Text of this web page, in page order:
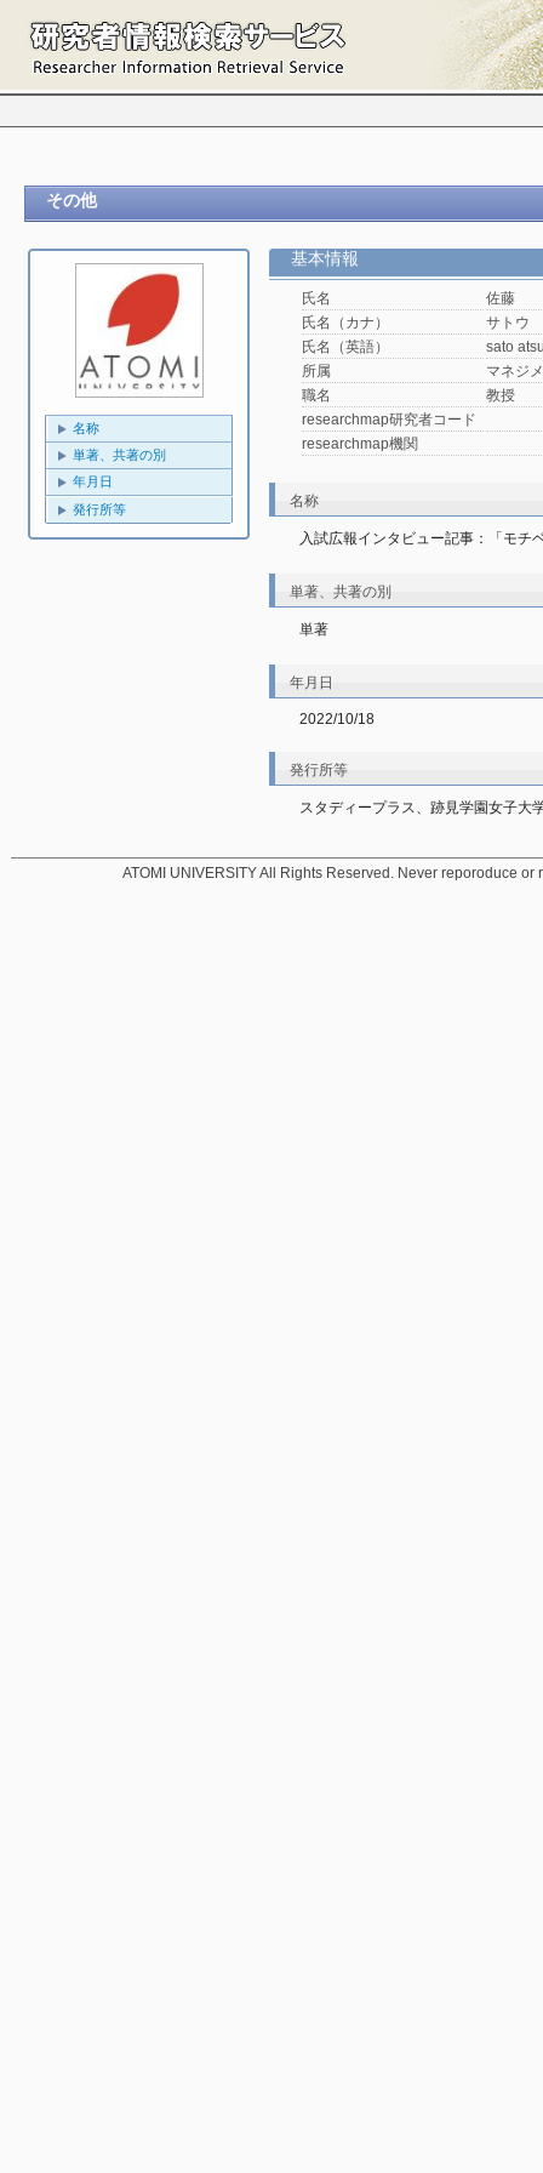
その他
名称
単著、共著の別
年月日
発行所等
基本情報
氏名
佐藤
氏名（カナ）
サトウ
氏名（英語）
sato
所属
マネジ
職名
教授
researchmap研究者コード
researchmap機関
名称
入試広報インタビュー記事：「モチ
単著、共著の別
単著
年月日
2022/10/18
発行所等
スタディープラス、跡見学園女子大